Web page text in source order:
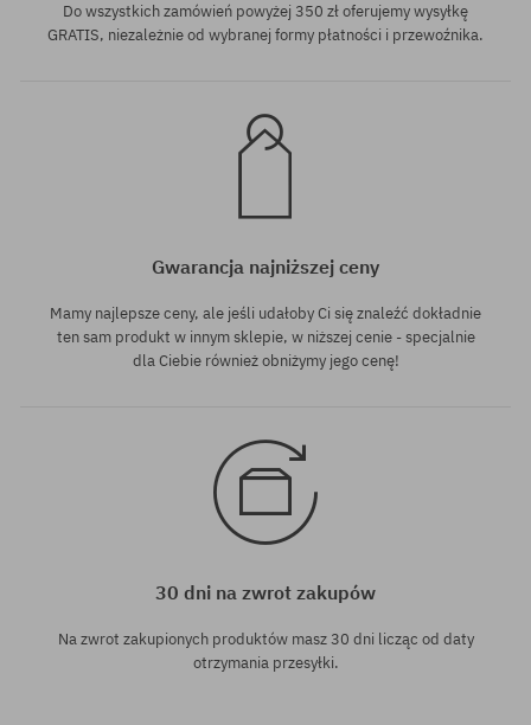
Do wszystkich zamówień powyżej 350 zł oferujemy wysyłkę
GRATIS, niezależnie od wybranej formy płatności i przewoźnika.
Gwarancja najniższej ceny
Mamy najlepsze ceny, ale jeśli udałoby Ci się znaleźć dokładnie
ten sam produkt w innym sklepie, w niższej cenie - specjalnie
dla Ciebie również obniżymy jego cenę!
30 dni na zwrot zakupów
Na zwrot zakupionych produktów masz 30 dni licząc od daty
otrzymania przesyłki.